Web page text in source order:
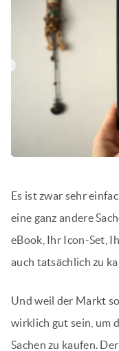
Es ist zwar sehr
eine ganz andere
eBook, Ihr Icon-Set,
auch tatsächlich zu
Und weil der Markt
wirklich gut sein, um
Sachen zu kaufen.